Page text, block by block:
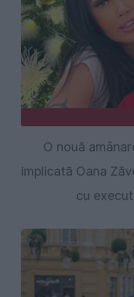
O nouă
implicată Oana
cu